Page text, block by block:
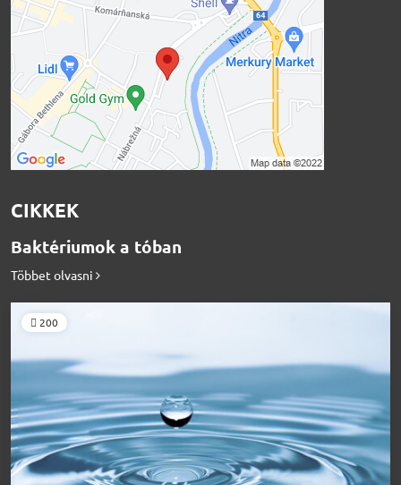
CIKKEK
Baktériumok a tóban
Többet olvasni
200